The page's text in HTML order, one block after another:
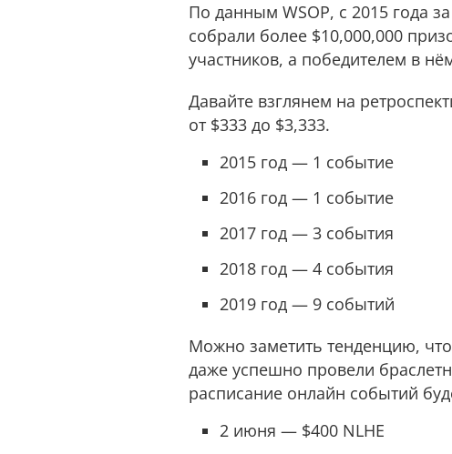
По данным WSOP, с 2015 года
собрали более $10,000,000
участников, а победителем в
Давайте взглянем на
от $333 до $3,333.
2015 год — 1 событие
2016 год — 1 событие
2017 год — 3 события
2018 год — 4 события
2019 год — 9 событий
Можно заметить тенденцию,
даже успешно провели
расписание онлайн событий
2 июня — $400 NLHE